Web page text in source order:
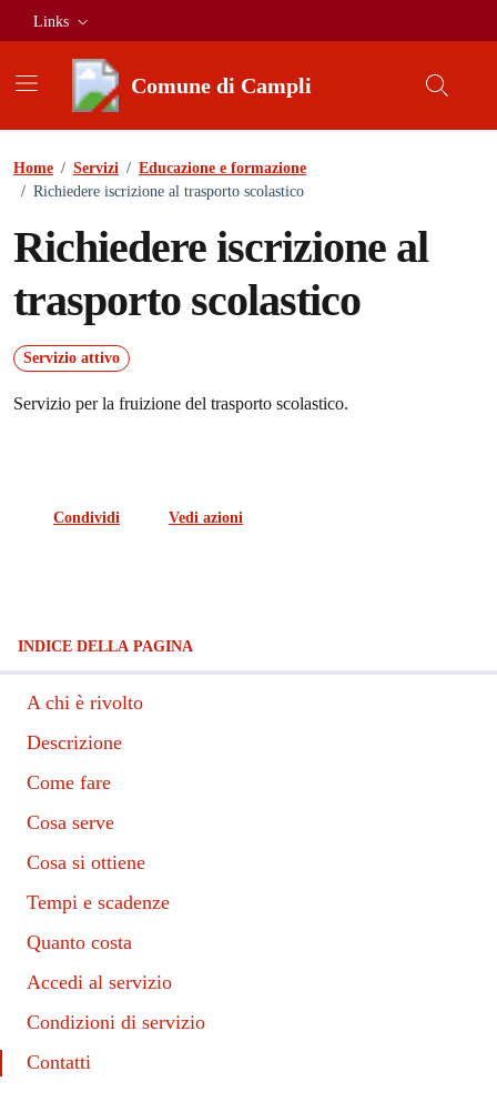
Vai ai contenuti
Vai al footer
Links
Comune di Campli
Home / Servizi / Educazione e formazione
/ Richiedere iscrizione al trasporto scolastico
Richiedere iscrizione al
trasporto scolastico
Servizio attivo
Servizio per la fruizione del trasporto scolastico.
Condividi Vedi azioni
INDICE DELLA PAGINA
A chi è rivolto
Descrizione
Come fare
Cosa serve
Cosa si ottiene
Tempi e scadenze
Quanto costa
Accedi al servizio
Condizioni di servizio
Contatti